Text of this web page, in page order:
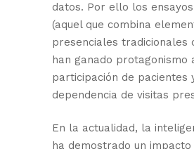
datos. Por ello los
(aquel que combina
presenciales tradicionales
han ganado protagonismo
participación de pacientes
dependencia de visitas
En la actualidad, la
ha demostrado un